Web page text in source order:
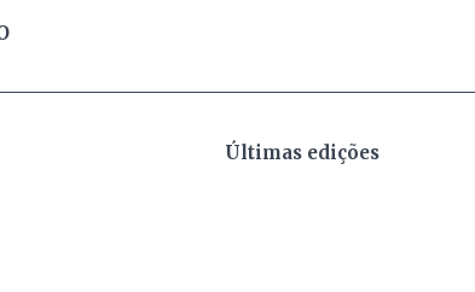
Últimas edições